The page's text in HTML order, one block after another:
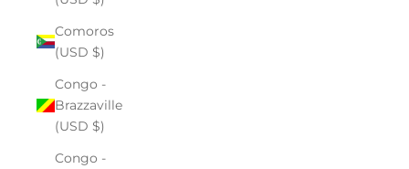
Comoros
(USD $)
Congo -
Brazzaville
(USD $)
Congo -